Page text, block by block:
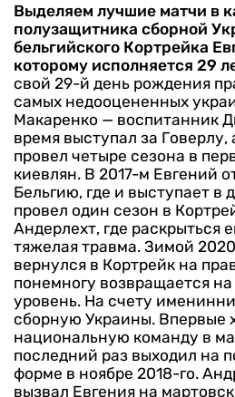
Выделяем лучшие матчи в
полузащитника сборной
бельгийского Кортрейка
которому исполняется 29
свой 29-й день рождения
самых недооцененных
Макаренко — воспитанник
время выступал за Говерлу,
провел четыре сезона в
киевлян. В 2017-м Евгений
Бельгию, где и выступает в
провел один сезон в
Андерлехт, где раскрыться
тяжелая травма. Зимой
вернулся в Кортрейк на
понемногу возвращается
уровень. На счету
сборную Украины. Впервые
национальную команду в
последний раз выходил на
форме в ноябре 2018-го.
вызвал Евгения на